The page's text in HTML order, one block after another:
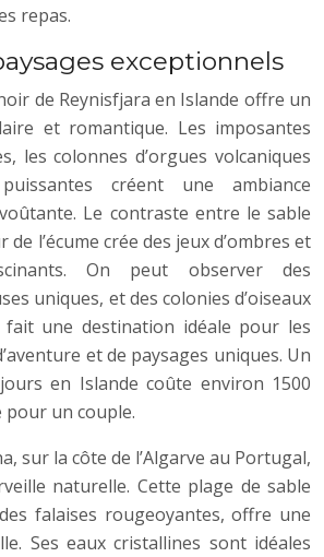
repas.
exceptionnels
de Reynisfjara en Islande offre un
et romantique. Les imposantes
les colonnes d’orgues volcaniques
créent une ambiance
Le contraste entre le sable
l’écume crée des jeux d’ombres et
On peut observer des
uniques, et des colonies d’oiseaux
une destination idéale pour les
et de paysages uniques. Un
en Islande coûte environ 1500
un couple.
sur la côte de l’Algarve au Portugal,
naturelle. Cette plage de sable
falaises rougeoyantes, offre une
Ses eaux cristallines sont idéales